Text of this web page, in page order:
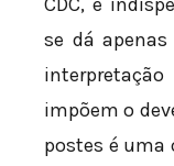
se dá
impõem o
postes é uma